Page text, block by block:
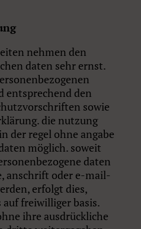
nehmen den
daten sehr ernst.
entsprechend den
sowie
die nutzung
der regel ohne angabe
möglich. soweit
daten
anschrift oder e-mail-
erfolgt dies,
freiwilliger basis.
ihre ausdrückliche